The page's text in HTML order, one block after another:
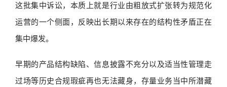
这批集中诉讼，本质上就是行业由粗放式扩张转为规范化
运营的一个侧面，反映出长期以来存在的结构性矛盾正在
集中爆发。
早期的产品结构缺陷、信息披露不充分以及适当性管理走
过场等历史合规瑕疵再也无法藏身，存量业务当中所潜藏